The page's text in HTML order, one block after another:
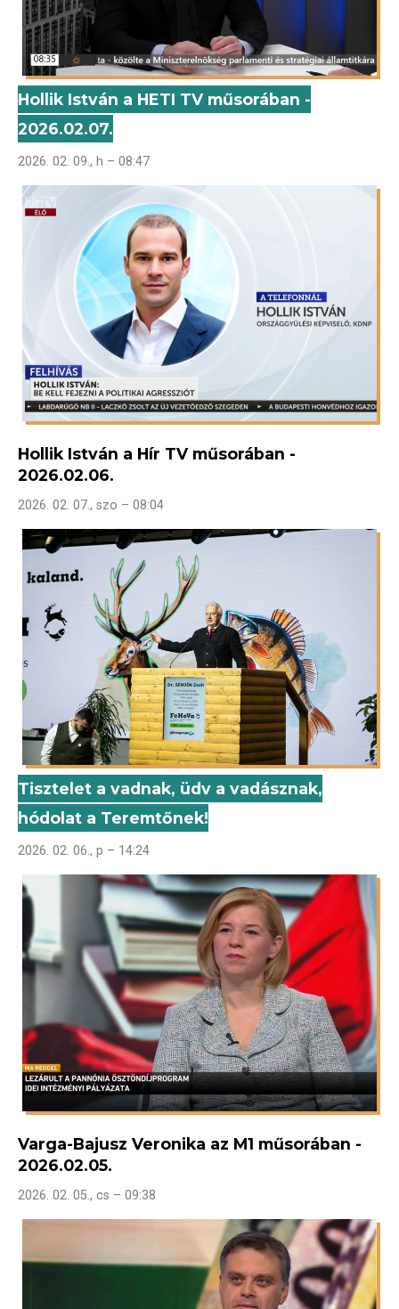
Hollik István a HETI TV műsorában -
2026.02.07.
2026. 02. 09., h – 08:47
Hollik István a Hír TV műsorában -
2026.02.06.
2026. 02. 07., szo – 08:04
Tisztelet a vadnak, üdv a vadásznak,
hódolat a Teremtőnek!
2026. 02. 06., p – 14:24
Varga-Bajusz Veronika az M1 műsorában -
2026.02.05.
2026. 02. 05., cs – 09:38